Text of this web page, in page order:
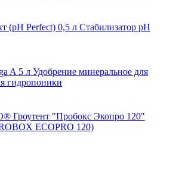
(pH Perfect) 0,5 л Стабилизатор рН
A 5 л Удобрение минеральное для
гидропоники
Гроутент "Пробокс Экопро 120"
ECOPRO 120)